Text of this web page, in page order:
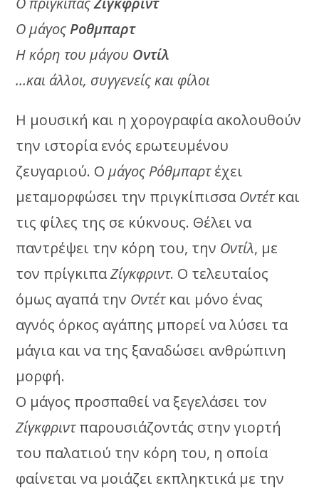
Ο μάγοςΡοθμπαρτ
Η κόρη του μάγου Οντίλ
…και άλλοι, συγγενείς και φίλοι
Η μουσική και η χορογραφία ακολουθούν
την ιστορία ενός ερωτευμένου
ζευγαριού. Ομάγος Ρόθμπαρτέχει
μεταμορφώσει την πριγκίπισσα Οντέτκαι
τις φίλες της σε κύκνους. Θέλει να
παντρέψει την κόρη του, την Οντίλ, με
τον πρίγκιπαΖίγκφριντ. Ο τελευταίος
όμως αγαπά την Οντέτκαι μόνο ένας
αγνός όρκος αγάπης μπορεί να λύσει τα
μάγια και να της ξαναδώσει ανθρώπινη
μορφή.
Ο μάγος προσπαθεί να ξεγελάσει τον
Ζίγκφριντπαρουσιάζοντάς στην γιορτή
του παλατιού την κόρη του, η οποία
φαίνεται να μοιάζει εκπληκτικά με την